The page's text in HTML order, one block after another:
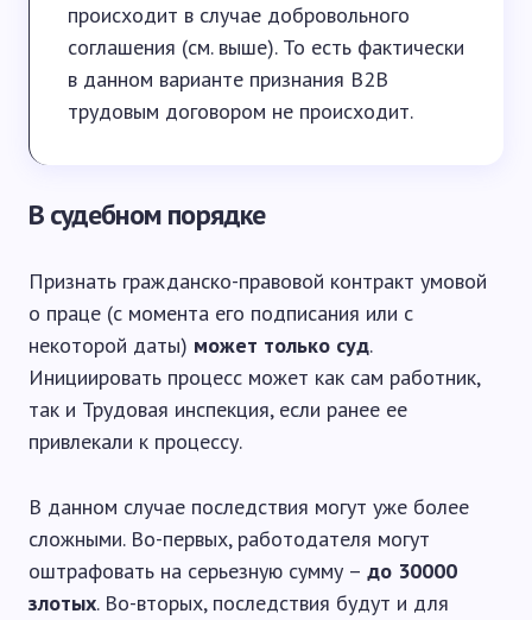
происходит в случае добровольного
соглашения (см. выше). То есть фактически
в данном варианте признания B2B
трудовым договором не происходит.
В судебном порядке
Признать гражданско-правовой контракт умовой
о праце (с момента его подписания или с
некоторой даты) может только суд.
Инициировать процесс может как сам работник,
так и Трудовая инспекция, если ранее ее
привлекали к процессу.
В данном случае последствия могут уже более
сложными. Во-первых, работодателя могут
оштрафовать на серьезную сумму – до 30000
злотых. Во-вторых, последствия будут и для